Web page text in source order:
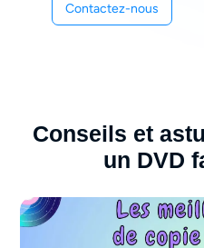
Contactez-nous
Conseils et
un DVD